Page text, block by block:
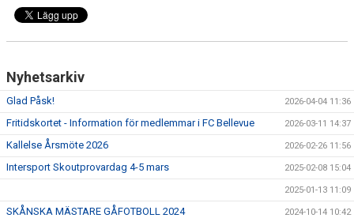
Nyhetsarkiv
Glad Påsk! 2026-04-04 11:36
Fritidskortet - Information för medlemmar i FC Bellevue 2026-03-11 14:37
Kallelse Årsmöte 2026 2026-02-26 11:56
Intersport Skoutprovardag 4-5 mars 2025-02-08 15:04
2025-01-13 11:09
SKÅNSKA MÄSTARE GÅFOTBOLL 2024 2024-10-14 10:42